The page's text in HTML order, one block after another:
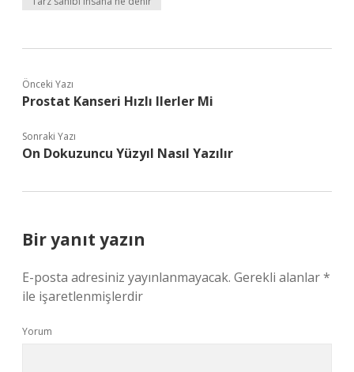
Önceki Yazı
Prostat Kanseri Hızlı Ilerler Mi
Sonraki Yazı
On Dokuzuncu Yüzyıl Nasıl Yazılır
Bir yanıt yazın
E-posta adresiniz yayınlanmayacak. Gerekli alanlar*
ile işaretlenmişlerdir
Yorum